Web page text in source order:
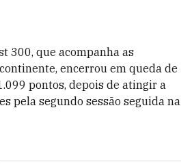
300, que acompanha as
encerrou em queda de
pontos, depois de atingir a
pela segundo sessão seguida na